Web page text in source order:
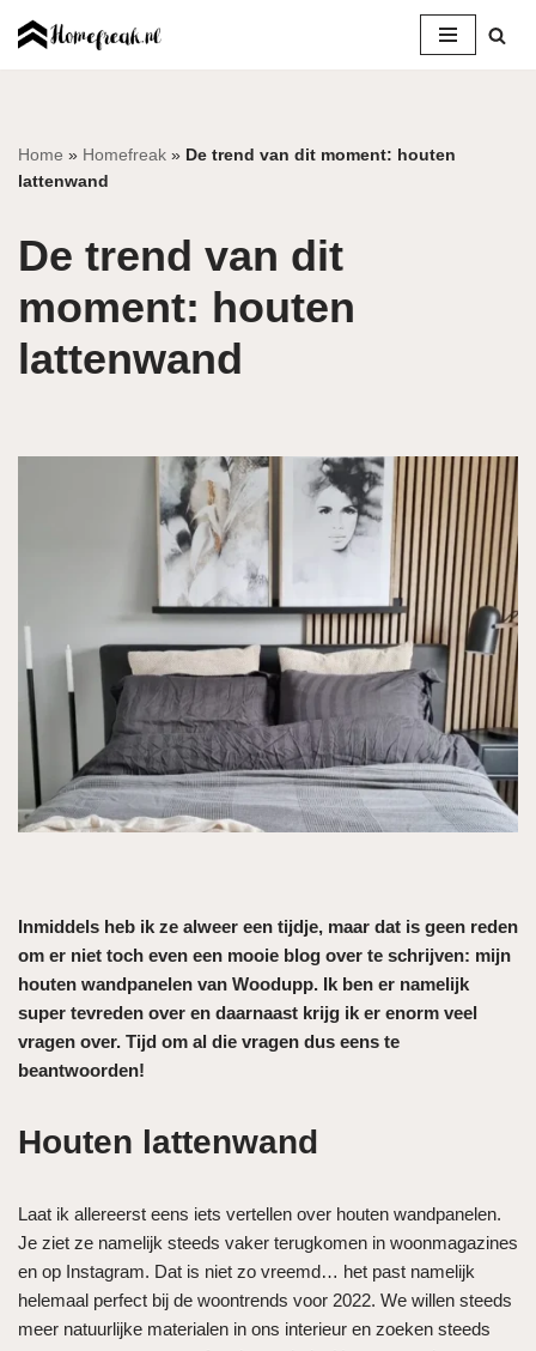
inhoud
Home » Homefreak » De trend van dit moment: houten
lattenwand
De trend van dit
moment: houten
lattenwand
Inmiddels heb ik ze alweer een tijdje, maar dat is geen reden
om er niet toch even een mooie blog over te schrijven: mijn
houten wandpanelen van Woodupp. Ik ben er namelijk
super tevreden over en daarnaast krijg ik er enorm veel
vragen over. Tijd om al die vragen dus eens te
beantwoorden!
Houten lattenwand
Laat ik allereerst eens iets vertellen over houten wandpanelen.
Je ziet ze namelijk steeds vaker terugkomen in woonmagazines
en op Instagram. Dat is niet zo vreemd… het past namelijk
helemaal perfect bij de woontrends voor 2022. We willen steeds
meer natuurlijke materialen in ons interieur en zoeken steeds